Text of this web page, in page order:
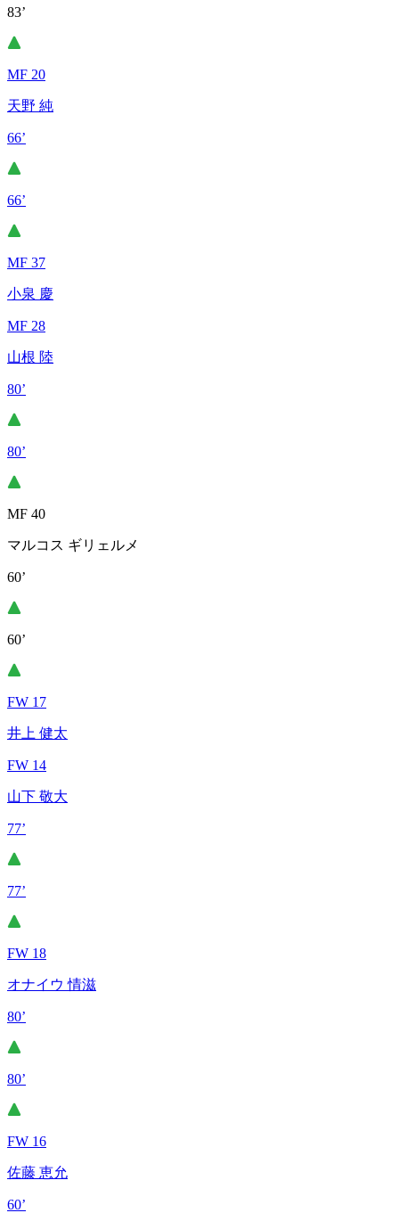
83’
MF 20
天野 純
66’
66’
MF 37
小泉 慶
MF 28
山根 陸
80’
80’
MF 40
マルコス ギリェルメ
60’
60’
FW 17
井上 健太
FW 14
山下 敬大
77’
77’
FW 18
オナイウ 情滋
80’
80’
FW 16
佐藤 恵允
60’